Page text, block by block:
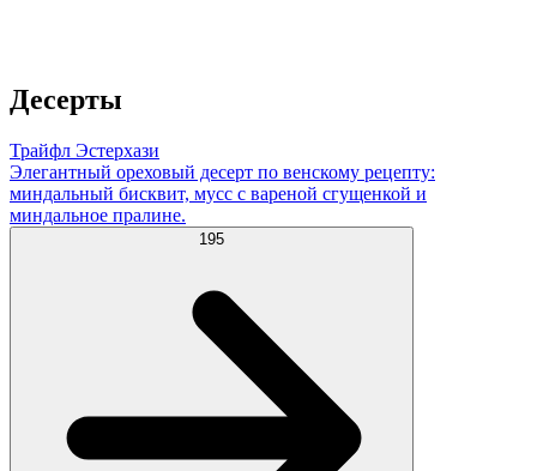
Десерты
Трайфл Эстерхази
Элегантный ореховый десерт по венскому рецепту:
миндальный бисквит, мусс с вареной сгущенкой и
миндальное пралине.
195